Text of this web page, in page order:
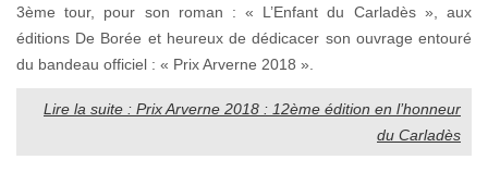
3ème tour, pour son roman : « L’Enfant du Carladès », aux
éditions De Borée et heureux de dédicacer son ouvrage entouré
du bandeau officiel : « Prix Arverne 2018 ».
Lire la suite : Prix Arverne 2018 : 12ème édition en l’honneur
du Carladès